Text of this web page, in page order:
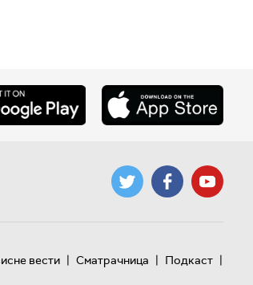
вести | Сматрачница | Подкаст |